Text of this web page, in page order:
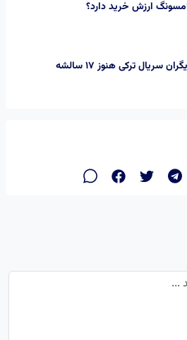
ارزش خرید دارد؟
سریال ترکی هنوز ۱۷ سالشه